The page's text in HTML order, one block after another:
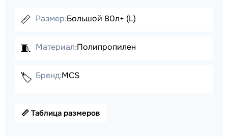
📏 Размер:Большой 80л+ (L)
🧵 Материал:Полипропилен
🏷️ Бренд:MCS
📏 Таблица размеров